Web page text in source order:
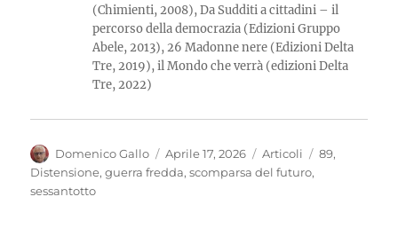
(Chimienti, 2008), Da Sudditi a cittadini – il
percorso della democrazia (Edizioni Gruppo
Abele, 2013), 26 Madonne nere (Edizioni Delta
Tre, 2019), il Mondo che verrà (edizioni Delta
Tre, 2022)
Autore
Domenico Gallo
Pubblicato
il
Aprile 17, 2026 Categorie
Articoli Tag
89,
Distensione,guerra fredda,scomparsa del futuro,
sessantotto